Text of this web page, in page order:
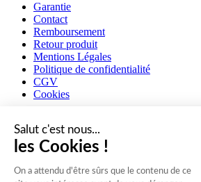
Garantie
Contact
Remboursement
Retour produit
Mentions Légales
Politique de confidentialité
CGV
Cookies
Français
Newsletter